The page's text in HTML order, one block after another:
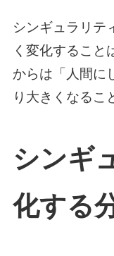
シンギュラリテ
く変化すること
からは「人間に
り大きくなるこ
シンギ
化する